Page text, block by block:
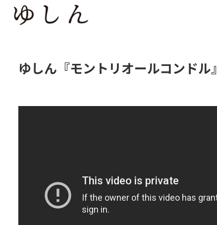
ゆしん『モントリオールコンドル』